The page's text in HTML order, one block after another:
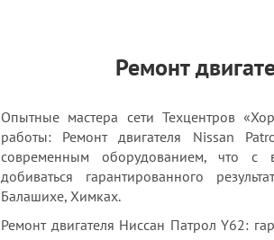
Ремонт
Опытные мастера сети Техцентров
работы: Ремонт двигателя Nissan
современным оборудованием, что с
добиваться гарантированного
Балашихе, Химках.
Ремонт двигателя Ниссан Патрол Y62: